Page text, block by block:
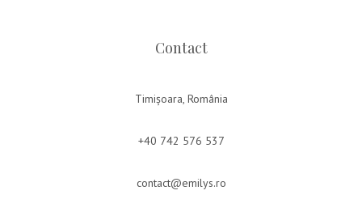
Contact
Timișoara, România
+40 742 576 537
contact@emilys.ro